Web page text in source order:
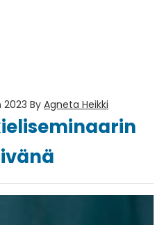
By Agneta Heikki